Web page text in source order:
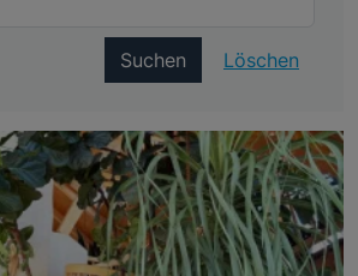
Suchen Löschen